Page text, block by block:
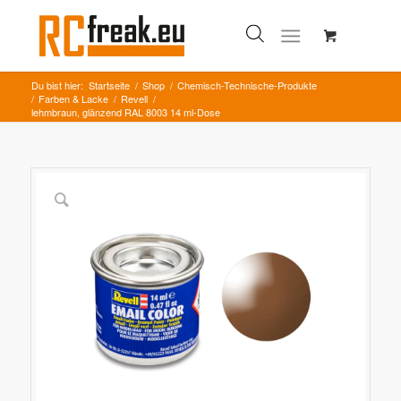
Du bist hier: Startseite / Shop / Chemisch-Technische-Produkte
/ Farben & Lacke / Revell /
lehmbraun, glänzend RAL 8003 14 ml-Dose